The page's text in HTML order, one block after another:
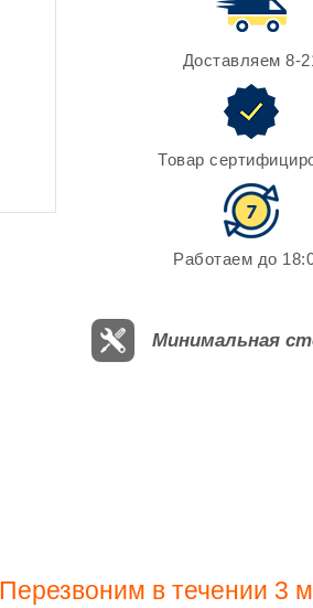
Доставляем 8-
Товар
Работаем до
Минимальная
в течении 3